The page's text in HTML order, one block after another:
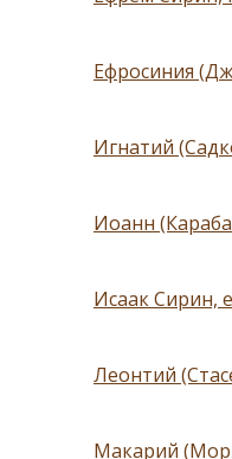
Ефросиния
Игнатий
Иоанн
Исаак Сирин,
Леонтий
Макарий